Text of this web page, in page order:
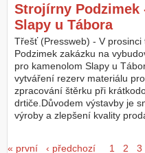
Strojírny Podzimek
Slapy u Tábora
Třešť (Pressweb) - V
Podzimek zakázku na
pro kamenolom Slapy u
vytváření rezerv materiálu
zpracování štěrku při
drtiče.Důvodem výstavby je
výroby a zlepšení kvality
Stránky
« první ‹ předchozí 1 2 3